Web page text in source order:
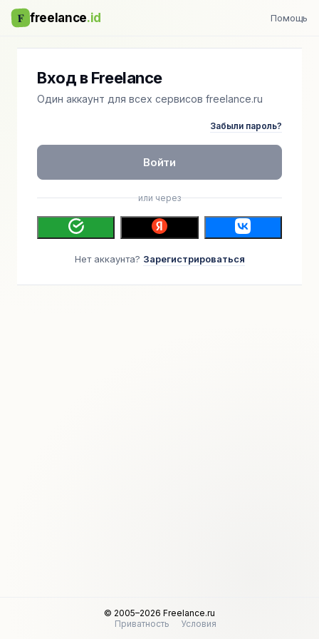
F freelance.id Помощь
Вход в Freelance
Один аккаунт для всех сервисов freelance.ru
Забыли пароль?
Войти
или через
Нет аккаунта? Зарегистрироваться
© 2005–2026 Freelance.ru
Приватность
Условия